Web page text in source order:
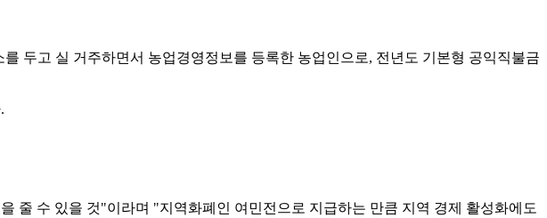
두고 실 거주하면서 농업경영정보를 등록한 농업인으로, 전년도 기본형 공익직불금
줄 수 있을 것"이라며 "지역화폐인 여민전으로 지급하는 만큼 지역 경제 활성화에도